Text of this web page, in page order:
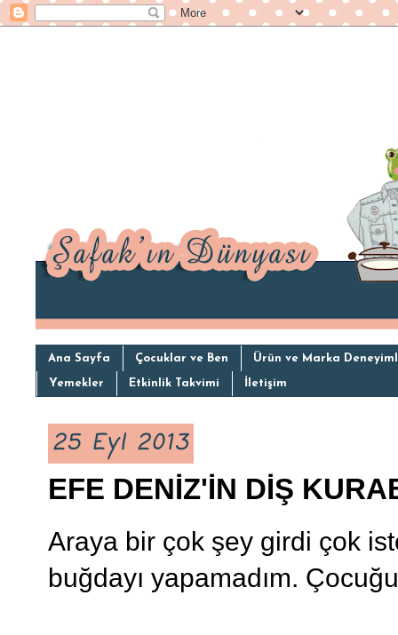
Ana Sayfa Çocuklar ve Ben Ürün ve Marka
Yemekler Etkinlik Takvimi İletişim
25 Eyl 2013
EFE DENİZ'İN DİŞ
Araya bir çok şey girdi çok
buğdayı yapamadım.